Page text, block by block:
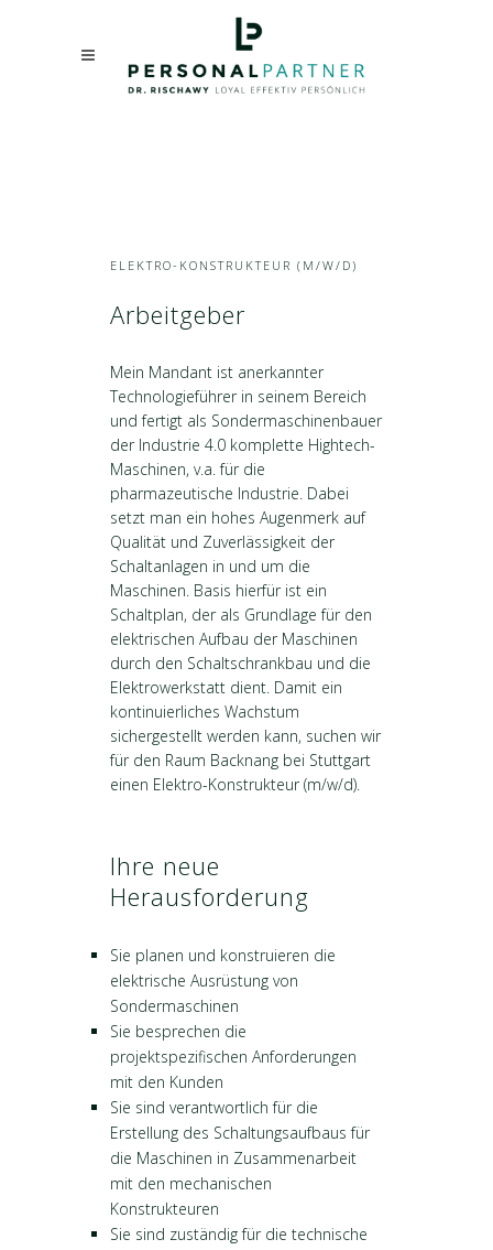
ELEKTRO-KONSTRUKTEUR (M/W/D)
Arbeitgeber
Mein Mandant ist anerkannter
Technologieführer in seinem Bereich
und fertigt als Sondermaschinenbauer
der Industrie 4.0 komplette Hightech-
Maschinen, v.a. für die
pharmazeutische Industrie. Dabei
setzt man ein hohes Augenmerk auf
Qualität und Zuverlässigkeit der
Schaltanlagen in und um die
Maschinen. Basis hierfür ist ein
Schaltplan, der als Grundlage für den
elektrischen Aufbau der Maschinen
durch den Schaltschrankbau und die
Elektrowerkstatt dient. Damit ein
kontinuierliches Wachstum
sichergestellt werden kann, suchen wir
für den Raum Backnang bei Stuttgart
einen Elektro-Konstrukteur (m/w/d).
Ihre neue
Herausforderung
Sie planen und konstruieren die
elektrische Ausrüstung von
Sondermaschinen
Sie besprechen die
projektspezifischen Anforderungen
mit den Kunden
Sie sind verantwortlich für die
Erstellung des Schaltungsaufbaus für
die Maschinen in Zusammenarbeit
mit den mechanischen
Konstrukteuren
Sie sind zuständig für die technische